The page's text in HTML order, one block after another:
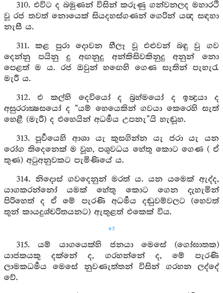
310. එවිට ද බමුණන් විසින් කරුණු ගන්වනලද මහාරථි
වූ රජ තවත් නොයෙක් සියදහස්ගණන් ගෙරින් යඥ සඳහා
නැසී ය.
311. කළ පුරා දොවන හීලෑ වූ එළුවන් බඳු වු ගව
දෙන්නු පයිනු දු අඟනුදු අන්කිසිවකිනුදු අනුන් නො
පෙළත් ම ය. රජ ඔවුන් හඟෙහි ගෙණ සැතින් පැහැරැ
මැරී ය.
312. එ කල්හි දෙවියෝ ද බ්‍රහ්මයෝ ද ඉන්‍ද්‍රයා ද
අසුරරාක්‍ෂසයෝ ද “යම් හෙයෙකින් ගවයා කෙරෙහි සැත්
හෙළී (මැරී) ද එහෙයින් අධර්‍මය උපනැ”යි හැඬූහ.
313. පූර්‍වයෙහි ආශා යැ කුසගින්න යැ ජරා යැ යන
රෝග තිදෙනෙක් ම වූහ, පශුවධය හේතු කොට ගෙණ ( ඒ
තුණ) අටුඅනුවකට පැමිණියේ ය.
314. නිදොස් ගවදෙනුන් මරත් ය. යන යමෙක් ඇද්ද,
යාගකරන්නෝ යමක් හේතු කොට ගෙන දැහැමින්
පිරිහෙත් ද ඒ මේ පැරණි අධර්‍මය දඬුවම්වලට (හෙවත්
තුන් කායදුශ්චරිතයනට) ඇතුළත් එකෙක් විය.
95
315. යම් යාගයෙක්හි ජනයා මෙසේ (ගෝඝාතක)
යාජකයකු දක්නේ ද, ගරහන්නේ ද, මේ පැරණි
ලාමකධර්‍මය මෙසේ නුවණැත්තන් විසින් ගරහන ලද්දේ
වේ.